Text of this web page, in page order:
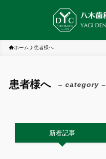
ホーム 患者様へ
患者様へ – category –
新着記事